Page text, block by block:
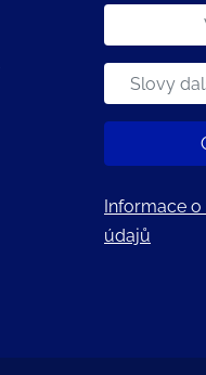
Informace
údajů